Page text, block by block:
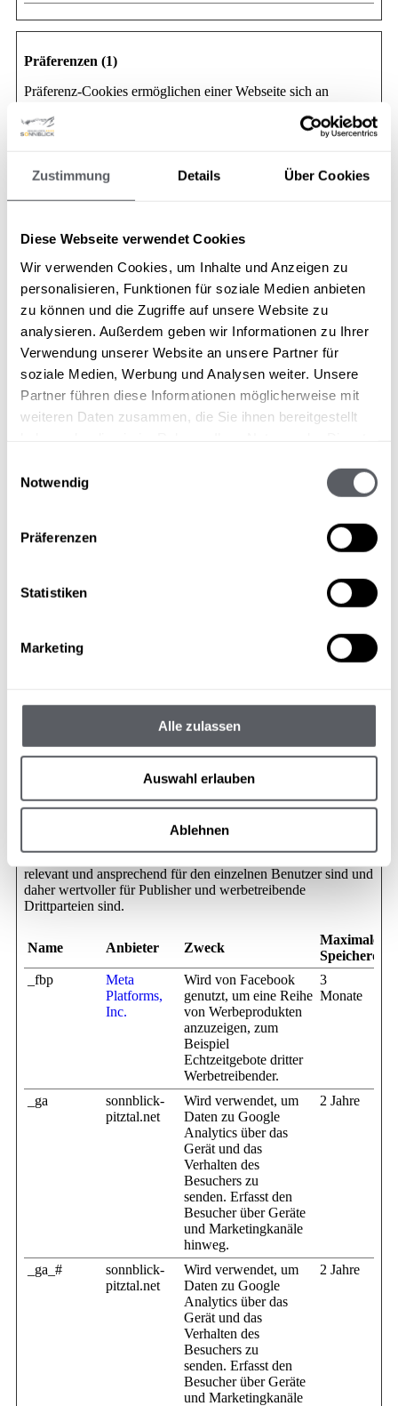
Zustimmung Details Über Cookies
Diese Webseite verwendet Cookies
Wir verwenden Cookies, um Inhalte und Anzeigen zu
personalisieren, Funktionen für soziale Medien anbieten
zu können und die Zugriffe auf unsere Website zu
analysieren. Außerdem geben wir Informationen zu Ihrer
Verwendung unserer Website an unsere Partner für
soziale Medien, Werbung und Analysen weiter. Unsere
Partner führen diese Informationen möglicherweise mit
weiteren Daten zusammen, die Sie ihnen bereitgestellt
Notwendig
Präferenzen
Statistiken
Marketing
Alle zulassen
Auswahl erlauben
Ablehnen
Präferenzen (1)
Präferenz-Cookies ermöglichen einer Webseite sich an
eine Webseite verhält oder aussieht, wie z. B. Ihre bevorzugte
Sprache oder die Region in der Sie sich befinden.
Name Anbieter Zweck
Maximale
der Webseite.
Statistiken (1)
Statistik-Cookies helfen Webseiten-Besitzern zu verstehen,
wie Besucher mit Webseiten interagieren, indem
Informationen anonym gesammelt und gemeldet werden.
Name Anbieter Zweck
Maximale
Menschen aus dem
potenziellen Kauf
Marketing (11)
Webseiten zu folgen. Die Absicht ist, Anzeigen zu zeigen, die
relevant und ansprechend für den einzelnen Benutzer sind und
daher wertvoller für Publisher und werbetreibende
Drittparteien sind.
Name Anbieter Zweck
Maximale
_fbp
Meta
Platforms,
Inc.
Wird von Facebook
genutzt, um eine Reihe
von Werbeprodukten
anzuzeigen, zum
Beispiel
Echtzeitgebote dritter
Werbetreibender.
3
Monate
_ga
sonnblick-
pitztal.net
Wird verwendet, um
Daten zu Google
Analytics über das
Gerät und das
Verhalten des
Besuchers zu
senden. Erfasst den
Besucher über Geräte
und Marketingkanäle
hinweg.
2 Jahre
_ga_#
sonnblick-
pitztal.net
Wird verwendet, um
Daten zu Google
Analytics über das
Gerät und das
Verhalten des
Besuchers zu
senden. Erfasst den
Besucher über Geräte
und Marketingkanäle
2 Jahre